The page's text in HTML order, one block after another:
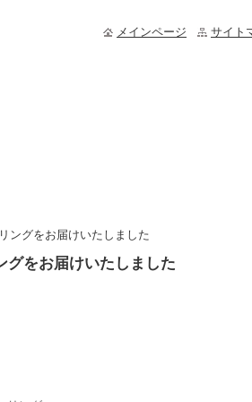
ングをお届けいたしました
をお届けいたしました
メインページ サイト